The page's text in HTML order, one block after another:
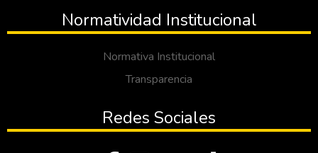
Normatividad Institucional
Normativa Institucional
Transparencia
Redes Sociales